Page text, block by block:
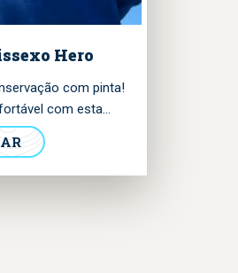
Hero
com pinta!
com esta
escolher entre as
o nosso logotipo
da colecção